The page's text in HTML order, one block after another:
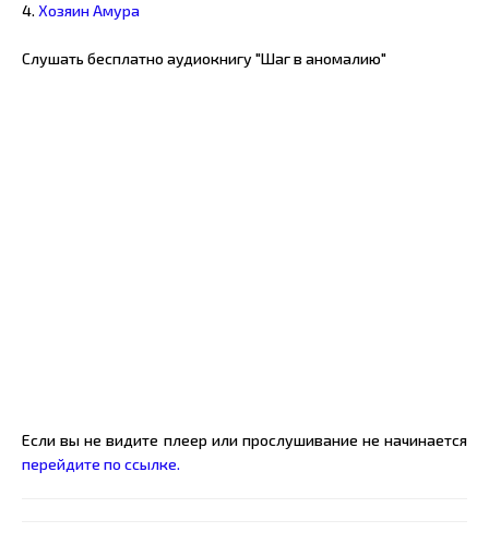
4. Хозяин Амура
Слушать бесплатно аудиокнигу "Шаг в аномалию"
Если вы не видите плеер или прослушивание не начинается
перейдите по ссылке.